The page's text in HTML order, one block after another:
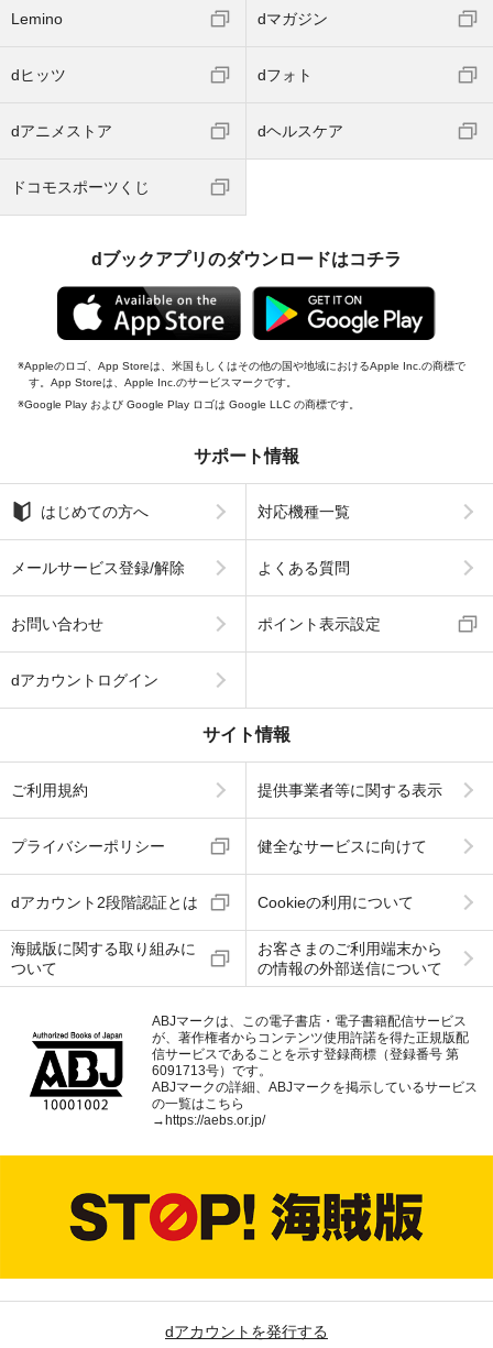
Lemino dマガジン
dヒッツ dフォト
dアニメストア dヘルスケア
ドコモスポーツくじ
dブックアプリのダウンロードはコチラ
Appleのロゴ、App Storeは、米国もしくはその他の国や地域におけるApple Inc.の商標で
す。App Storeは、Apple Inc.のサービスマークです。
Google Play および Google Play ロゴは Google LLC の商標です。
サポート情報
はじめての方へ 対応機種一覧
メールサービス登録/解除 よくある質問
お問い合わせ ポイント表示設定
dアカウントログイン
サイト情報
ご利用規約 提供事業者等に関する表示
プライバシーポリシー 健全なサービスに向けて
dアカウント2段階認証とは Cookieの利用について
海賊版に関する取り組みに
ついて
お客さまのご利用端末から
の情報の外部送信について
ABJマークは、この電子書店・電子書籍配信サービス
が、著作権者からコンテンツ使用許諾を得た正規版配
信サービスであることを示す登録商標（登録番号 第
6091713号）です。
ABJマークの詳細、ABJマークを掲示しているサービス
の一覧はこちら
→ https://aebs.or.jp/
dアカウントを発行する